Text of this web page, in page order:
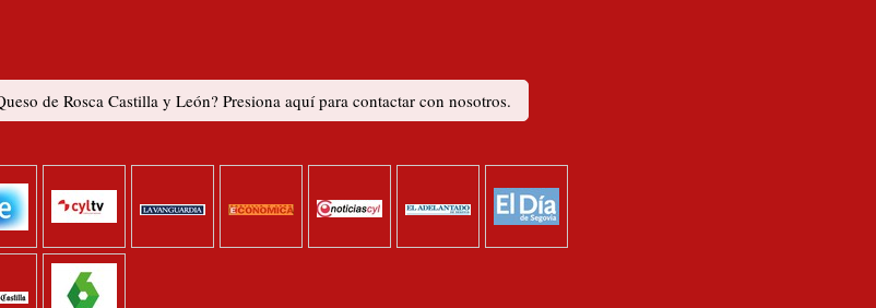
de Rosca Castilla y León? Presiona aquí para contactar con nosotros.